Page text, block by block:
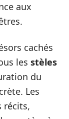
aux
cachés
les stèles
du
Les
récits,